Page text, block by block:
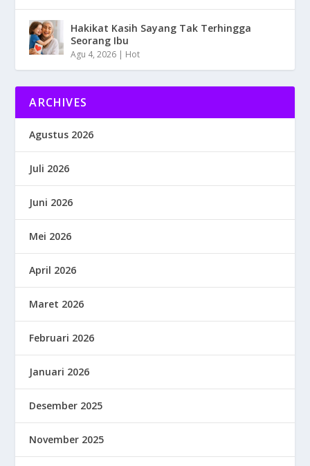
Hakikat Kasih Sayang Tak Terhingga
Seorang Ibu
Agu 4, 2026 | Hot
ARCHIVES
Agustus 2026
Juli 2026
Juni 2026
Mei 2026
April 2026
Maret 2026
Februari 2026
Januari 2026
Desember 2025
November 2025